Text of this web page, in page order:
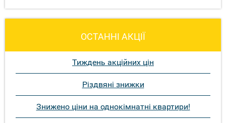
ОСТАННІ АКЦІЇ
Тиждень акційних цін
Різдвяні знижки
Знижено ціни на однокімнатні квартири!